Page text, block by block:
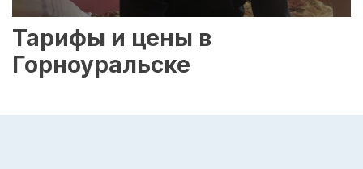
Тарифы и цены в
Горноуральске